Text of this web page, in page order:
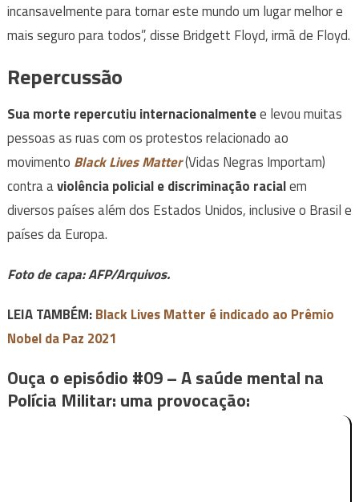
incansavelmente para tornar este mundo um lugar melhor e
mais seguro para todos”, disse Bridgett Floyd, irmã de Floyd.
Repercussão
Sua morte repercutiu internacionalmentee levou muitas
pessoas as ruas com os protestos relacionado ao
movimento Black Lives Matter(Vidas Negras Importam)
contra aviolência policiale discriminação racialem
diversos países além dos Estados Unidos, inclusive o Brasil e
países da Europa.
Foto de capa: AFP/Arquivos.
LEIA TAMBÉM:Black Lives Matter é indicado ao Prêmio
Nobel da Paz 2021
Ouça o episódio #09 – A saúde mental na
Polícia Militar: uma provocação: